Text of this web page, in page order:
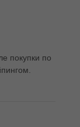
покупки по